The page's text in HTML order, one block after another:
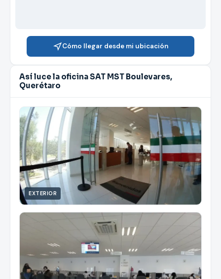
Cómo llegar desde mi ubicación
Así luce la oficina SAT MST Boulevares,
Querétaro
EXTERIOR